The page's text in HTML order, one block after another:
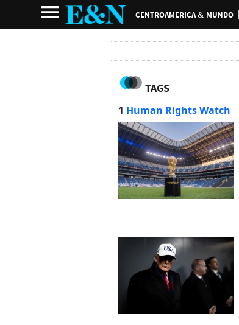
CENTROAMERICA & MUNDO
TAGS
1 Human Rights Watch